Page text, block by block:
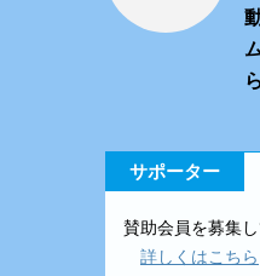
サポーター
賛助会員を募集
詳しくはこちら